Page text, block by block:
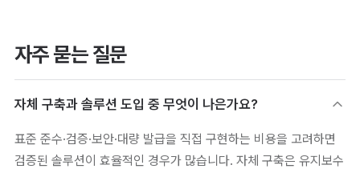
자주 묻는 질문
자체 구축과 솔루션 도입 중 무엇이 나은가요?
표준 준수·검증·보안·대량 발급을 직접 구현하는 비용을 고려하면
검증된 솔루션이 효율적인 경우가 많습니다. 자체 구축은 유지보수